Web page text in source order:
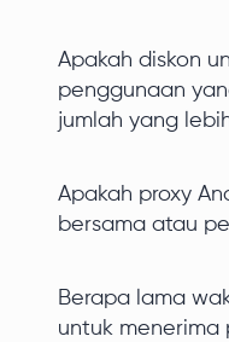
Apakah diskon
penggunaan
jumlah yang
Apakah proxy
bersama atau
Berapa lama
untuk menerima